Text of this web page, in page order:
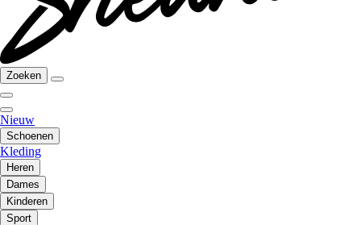
Zoeken
Nieuw
Schoenen
Kleding
Heren
Dames
Kinderen
Sport